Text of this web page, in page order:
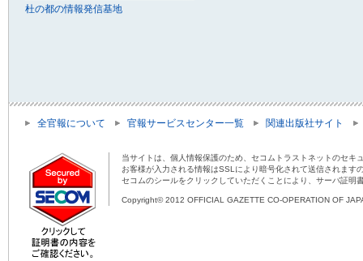
杜の都の情報発信基地
全官報について 官報サービスセンター一覧 関連出版社サイト
当サイトは、個人情報保護のため、セコムトラストネットのセキ
お客様が入力される情報はSSLにより暗号化されて送信されま
セコムのシールをクリックしていただくことにより、サーバ証明
Copyright© 2012 OFFICIAL GAZETTE CO-OPERATION OF